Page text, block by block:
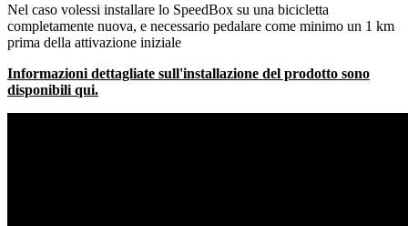
Nel caso volessi installare lo SpeedBox su una bicicletta
completamente nuova, e necessario pedalare come minimo un 1 km
prima della attivazione iniziale
Informazioni dettagliate sull'installazione del prodotto sono
disponibili qui.